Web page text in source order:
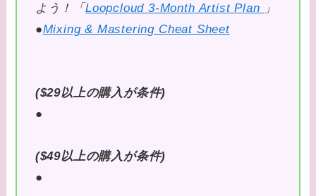
よう！「Loopcloud 3-Month Artist Plan
」
●Mixing & Mastering Cheat Sheet
($29以上の購入が条件)
●
($49以上の購入が条件)
●